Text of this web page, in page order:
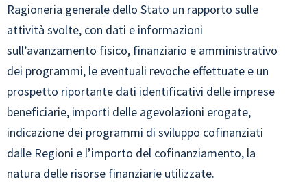
Ragioneria generale dello Stato un rapporto sulle
attività svolte, con dati e informazioni
sull’avanzamento fisico, finanziario e amministrativo
dei programmi, le eventuali revoche effettuate e un
prospetto riportante dati identificativi delle imprese
beneficiarie, importi delle agevolazioni erogate,
indicazione dei programmi di sviluppo cofinanziati
dalle Regioni e l’importo del cofinanziamento, la
natura delle risorse finanziarie utilizzate.